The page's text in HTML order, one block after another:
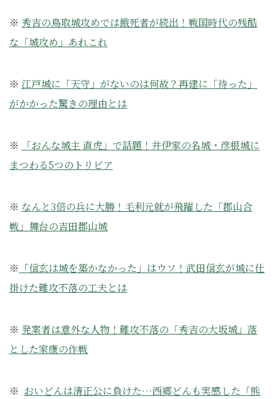
※ 秀吉の鳥取城攻めでは餓死者が続出！戦国時代の残酷
な「城攻め」あれこれ
※ 江戸城に「天守」がないのは何故？再建に「待った」
がかかった驚きの理由とは
※
「おんな城主 直虎」で話題！井伊家の名城・彦根城に
まつわる5つのトリビア
※ なんと3倍の兵に大勝！毛利元就が飛躍した「郡山合
戦」舞台の吉田郡山城
※ 「信玄は城を築かなかった」はウソ！武田信玄が城に仕
掛けた難攻不落の工夫とは
※ 発案者は意外な人物！難攻不落の「秀吉の大坂城」落
とした家康の作戦
※ おいどんは清正公に負けた…西郷どんも実感した「熊